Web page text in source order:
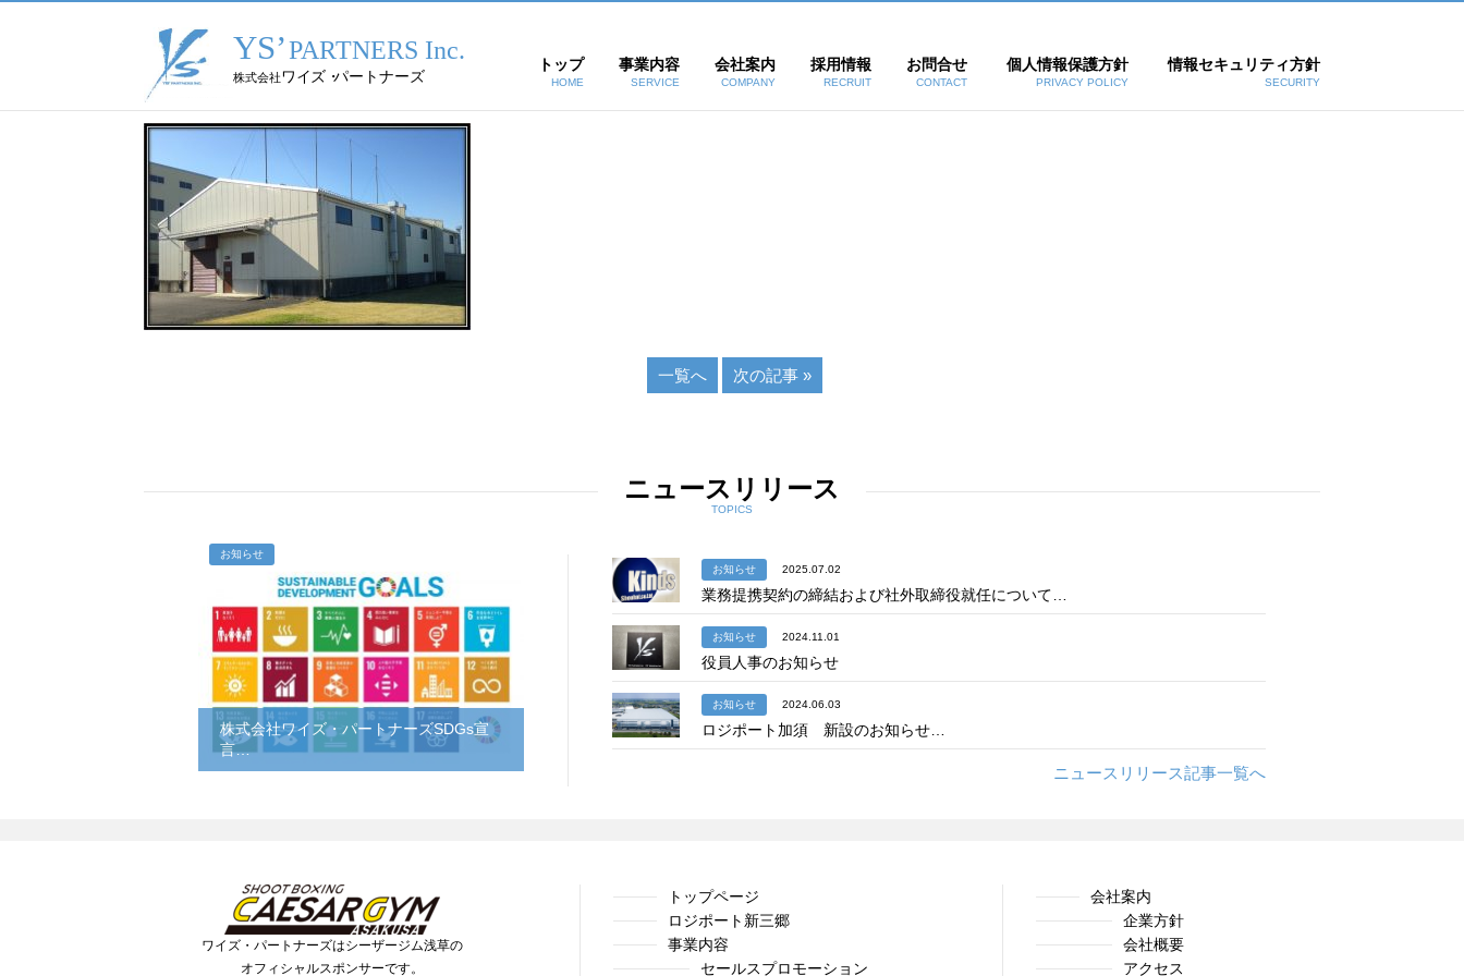
トップ
HOME
事業内容
SERVICE
会社案内
COMPANY
採用情報
RECRUIT
お問合せ
CONTACT
個人情報保護方針
PRIVACY POLICY
情報セキュリティ方針
SECURITY
一覧へ 次の記事 »
ニュースリリース
TOPICS
お知らせ
株式会社ワイズ・パートナーズSDGs宣
言…
お知らせ 2025.07.02
業務提携契約の締結および社外取締役就任について…
お知らせ 2024.11.01
役員人事のお知らせ
お知らせ 2024.06.03
ロジポート加須 新設のお知らせ…
ニュースリリース記事一覧へ
ワイズ・パートナーズはシーザージム浅草の
オフィシャルスポンサーです。
トップページ
ロジポート新三郷
事業内容
セールスプロモーション
会社案内
企業方針
会社概要
アクセス